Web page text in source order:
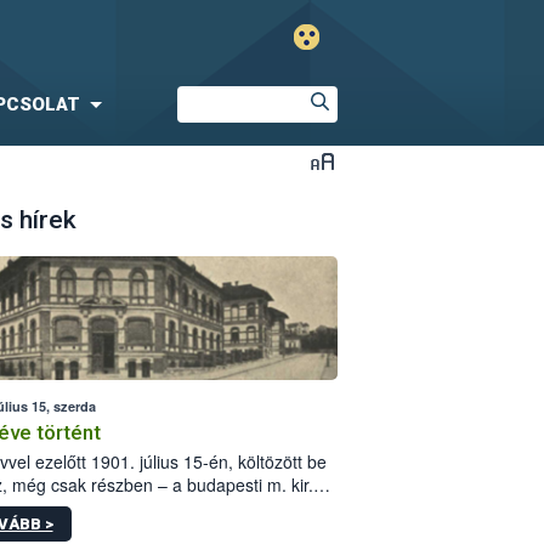
hírek
15, szerda
történt
ezelőtt 1901. július 15-én, költözött be
még csak részben – a budapesti m. kir.
állomás a Kis Rókus utca
alatti, Czigler Győző által tervezett új
>